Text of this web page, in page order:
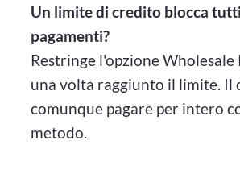
Un limite di credito blocca
pagamenti?
Restringe l'opzione Wholesale
una volta raggiunto il limite. Il
comunque pagare per intero
metodo.